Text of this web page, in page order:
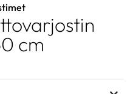
cm